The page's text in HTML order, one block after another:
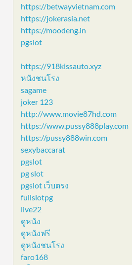
https://betwayvietnam.com
https://jokerasia.net
https://moodeng.in
pgslot
https://918kissauto.xyz
หนังชนโรง
sagame
joker 123
http://www.movie87hd.com
https://www.pussy888play.com
https://pussy888win.com
sexybaccarat
pgslot
pg slot
pgslot เว็บตรง
fullslotpg
live22
ดูหนัง
ดูหนังฟรี
ดูหนังชนโรง
faro168